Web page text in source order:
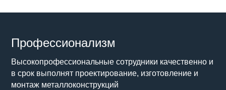
Профессионализм
Высокопрофессиональные сотрудники качественно и
в срок выполнят проектирование, изготовление и
монтаж металлоконструкций